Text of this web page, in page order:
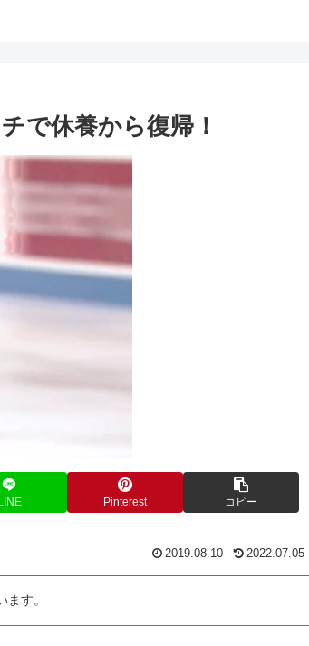
で休養から復帰！
LINE Pinterest コピー
2019.08.10 2022.07.05
す。